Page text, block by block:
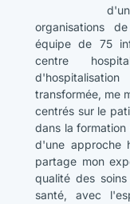
organisations
équipe de 75
centre
transformée, me
centrés sur le
dans la
d'une approche
partage mon
qualité des
santé, avec